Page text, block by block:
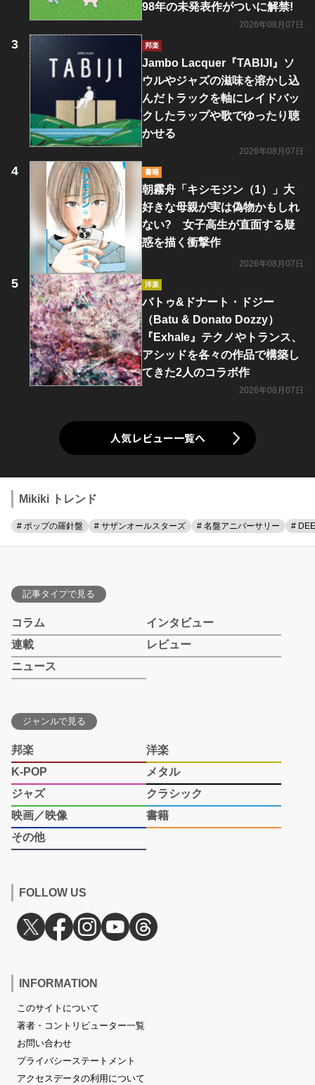
98年の未発表作がついに解禁!
2026年08月07日
邦楽
Jambo Lacquer『TABIJI』ソ
ウルやジャズの滋味を溶かし込
んだトラックを軸にレイドバッ
クしたラップや歌でゆったり聴
かせる
2026年08月07日
書籍
朝霧舟「キシモジン（1）」大
好きな母親が実は偽物かもしれ
ない? 女子高生が直面する疑
惑を描く衝撃作
2026年08月07日
洋楽
バトゥ&ドナート・ドジー
（Batu & Donato Dozzy）
『Exhale』テクノやトランス、
アシッドを各々の作品で構築し
てきた2人のコラボ作
2026年08月07日
人気レビュー一覧へ
Mikiki トレンド
# ポップの羅針盤 # サザンオールスターズ # 名盤アニバーサリー #
記事タイプで見る
コラム
インタビュー
連載
レビュー
ニュース
ジャンルで見る
邦楽
洋楽
K-POP
メタル
ジャズ
クラシック
映画／映像
書籍
その他
FOLLOW US
INFORMATION
このサイトについて
著者・コントリビューター一覧
お問い合わせ
プライバシーステートメント
アクセスデータの利用について